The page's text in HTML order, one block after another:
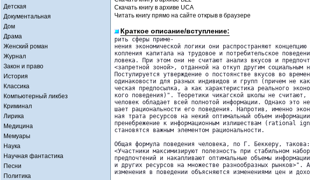
Детская
Документальная
Дом
Драма
Женский роман
Журнал
Закон и право
История
Классика
Компьютерный ликбез
Криминал
Лирика
Медицина
Мемуары
Наука
Научная фантастика
Песни
Политика
Скачать книгу в архиве UCA
Читать книгу прямо на сайте открыв в браузере
Краткое описание/вступление:
рить сферы приме-
нения экономической логики они распространяют концепцию
копления капитала на трудовое и потребительское
ловека. При этом они не считают анализ вкусов и
<запретной зоной>, отданной на откуп другим социальным
Постулируется утверждение о постоянстве вкусов во
одинаковости для разных индивидов и групп (причем не
ческая предпосылка, а как характеристика реального
кого поведения)". Теоретики чикагской школы не считают,
человек обладает всей полнотой информации. Однако это
шает рациональности его поведения. Напротив, именно
ная трата ресурсов на некий оптимальный объем
пренебрежение к информационным излишествам (rational
становятся важным элементом рациональности.
Общая формула поведения человека, по Г. Беккеру, такова:
<Участники максимизируют полезность при стабильном
предпочтений и накапливают оптимальные объемы информации
и других ресурсов на множестве разнообразных рынков>".
изменения в поведении объясняются изменениями цен и